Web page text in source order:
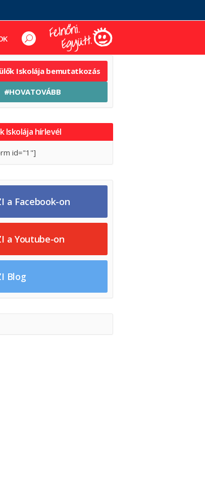
Iskolája bemutatkozás
#HOVATOVÁBB
Iskolája hírlevél
id="1"]
a Facebook-on
a Youtube-on
Blog